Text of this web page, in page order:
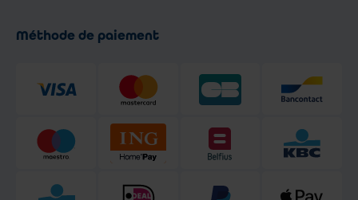
Méthode de paiement